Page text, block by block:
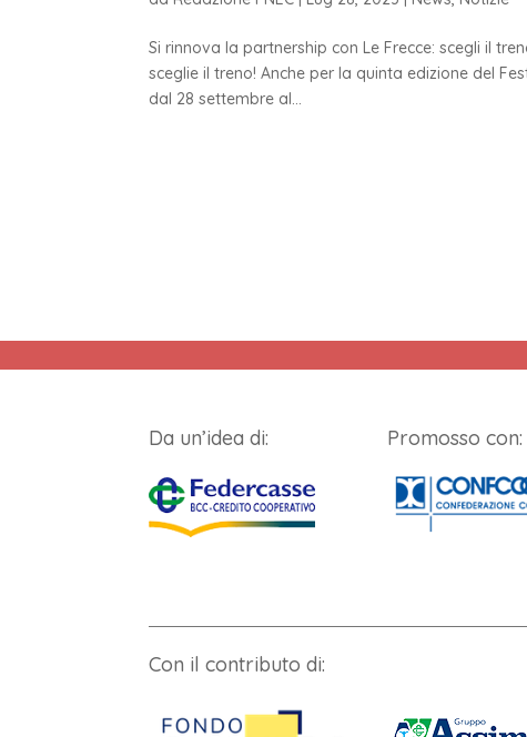
Si rinnova la partnership con Le Frecce: scegli il
sceglie il treno! Anche per la quinta edizione del
dal 28 settembre al...
Da un’idea di: Promosso con:
Con il contributo di: